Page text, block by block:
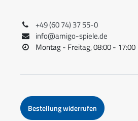
+49 (60 74) 37 55-0
info@amigo-spiele.de
Montag - Freitag, 08:00 - 17:00
Bestellung widerrufen